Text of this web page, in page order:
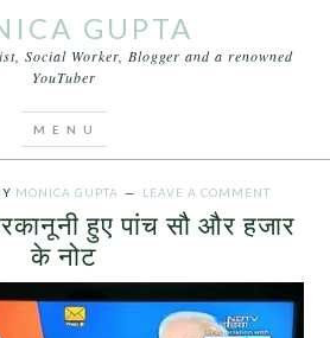
GUPTA
Social Worker, Blogger and a renowned
YouTuber
हजार के नोट
MONICA GUPTA LEAVE A COMMENT
हुए पांच सौ और हजार
के नोट